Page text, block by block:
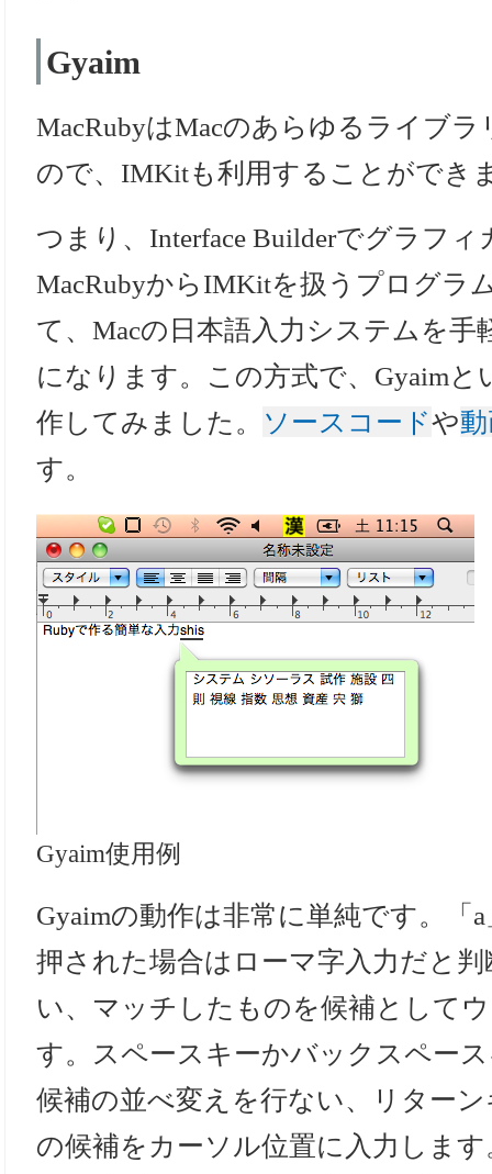
Gyaim
MacRubyはMacのあらゆるライブ
ので、IMKitも利用することができ
つまり、Interface Builderでグラフ
MacRubyからIMKitを扱うプログラ
て、Macの日本語入力システムを
になります。この方式で、Gyaim
作してみました。
ソースコードや
す。
Gyaim使用例
Gyaimの動作は非常に単純です。「
押された場合はローマ字入力だと
い、マッチしたものを候補として
す。スペースキーかバックスペー
候補の並べ変えを行ない、リター
の候補をカーソル位置に入力しま